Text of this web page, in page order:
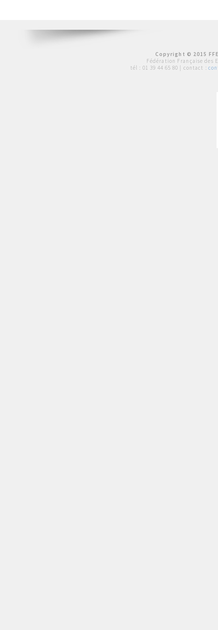
Copyright © 2015
Fédération Française des
tél : 01 39 44 65 80 | contact :